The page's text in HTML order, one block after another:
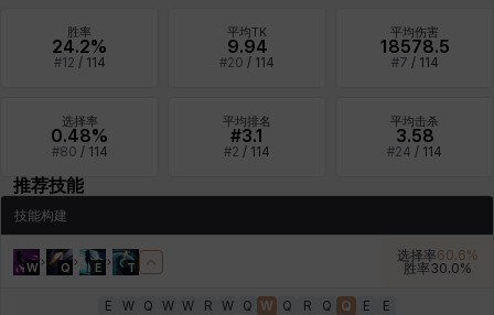
燕翼
盖瑞特 秀雅 翡翠
胜率
24.2%
#12 / 114
平均TK
9.94
#20 / 114
平均伤害
18578.5
#7 / 114
选择率
0.48%
#80 / 114
平均排名
#3.1
#2 / 114
平均击杀
3.58
#24 / 114
推荐技能
技能构建
W Q E T
选择率60.6%
胜率30.0%
E W Q W W R W Q W Q R Q Q E E